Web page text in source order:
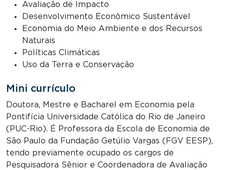
Avaliação de Impacto
Desenvolvimento Econômico Sustentável
Economia do Meio Ambiente e dos Recursos
Naturais
Políticas Climáticas
Uso da Terra e Conservação
Mini currículo
Doutora, Mestre e Bacharel em Economia pela
Pontifícia Universidade Católica do Rio de Janeiro
(PUC-Rio). É Professora da Escola de Economia de
São Paulo da Fundação Getúlio Vargas (FGV EESP),
tendo previamente ocupado os cargos de
Pesquisadora Sênior e Coordenadora de Avaliação